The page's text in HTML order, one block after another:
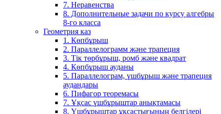
7. Неравенства
8. Дополнительные задачи по курсу алгебры
8-го класса
Геометрия каз
1. Көпбұрыш
2. Параллелограмм және трапеция
3. Тік төрбұрыш, ромб және квадрат
4. Көпбұрыш ауданы
5. Параллелограм, үшбұрыш және трапеция
аудандары
6. Пифагор теоремасы
7. Ұқсас үшбұрыштар анықтамасы
8. Үшбұрыштар ұқсастығының белгілері